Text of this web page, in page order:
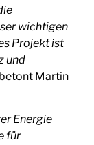
wichtigen
Projekt ist
und
Martin
Energie
für